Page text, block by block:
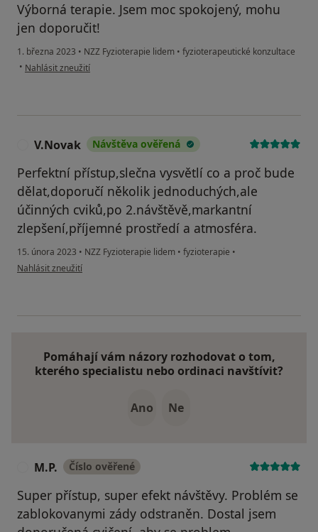
Výborná terapie. Jsem moc spokojený, mohu
jen doporučit!
1. března 2023 • NZZ Fyzioterapie lidem • fyzioterapeutické konzultace
• podle názoru uživatele Pacient
Nahlásit zneužití
V.Novak Návštěva ověřená
Perfektní přístup,slečna vysvětlí co a proč bude
dělat,doporučí několik jednoduchých,ale
účinných cviků,po 2.návštěvě,markantní
zlepšení,příjemné prostředí a atmosféra.
15. února 2023 • NZZ Fyzioterapie lidem • fyzioterapie •
podle názoru uživatele V.Novak
Nahlásit zneužití
Pomáhají vám názory rozhodovat o tom,
kterého specialistu nebo ordinaci navštívit?
Ano Ne
M.P. Číslo ověřené
Super přístup, super efekt návštěvy. Problém se
zablokovanymi zády odstraněn. Dostal jsem